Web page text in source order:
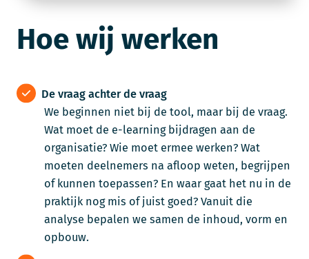
Hoe wij werken
De vraag achter de vraag
We beginnen niet bij de tool, maar bij de vraag.
Wat moet de e-learning bijdragen aan de
organisatie? Wie moet ermee werken? Wat
moeten deelnemers na afloop weten, begrijpen
of kunnen toepassen? En waar gaat het nu in de
praktijk nog mis of juist goed? Vanuit die
analyse bepalen we samen de inhoud, vorm en
opbouw.